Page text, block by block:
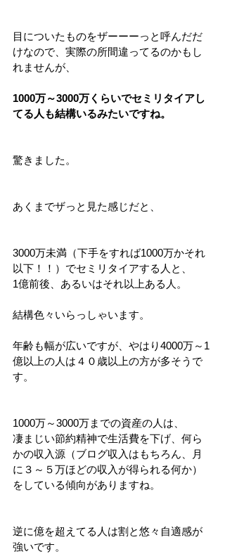
目についたものをザーーーっと呼んだだ
けなので、実際の所間違ってるのかもし
れませんが、
1000万～3000万くらいでセミリタイアし
てる人も結構いるみたいですね。
驚きました。
あくまでザっと見た感じだと、
3000万未満（下手をすれば1000万かそれ
以下！！）でセミリタイアする人と、
1億前後、あるいはそれ以上ある人。
結構色々いらっしゃいます。
年齢も幅が広いですが、やはり4000万～1
億以上の人は４０歳以上の方が多そうで
す。
1000万～3000万までの資産の人は、
凄まじい節約精神で生活費を下げ、何ら
かの収入源（ブログ収入はもちろん、月
に３～５万ほどの収入が得られる何か）
をしている傾向がありますね。
逆に億を超えてる人は割と悠々自適感が
強いです。